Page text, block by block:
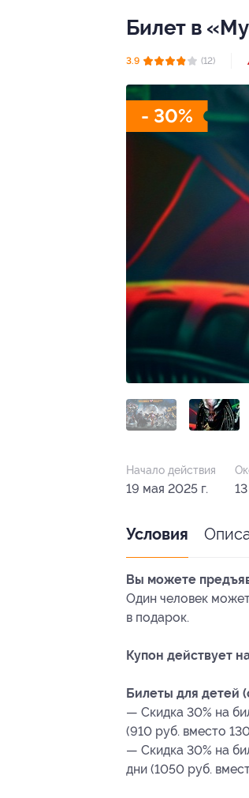
Билет в
3.9 (12)
- 30%
Начало действия
19 мая 2025 г.
Условия
Вы можете
Один человек
в подарок.
Купон действует
Билеты для детей
— Скидка 30% на
(910 руб. вместо
— Скидка 30% на
дни (1050 руб.